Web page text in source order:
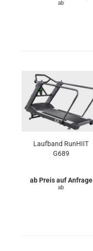
Laufband RunHIIT
G689
Preis auf Anfrage